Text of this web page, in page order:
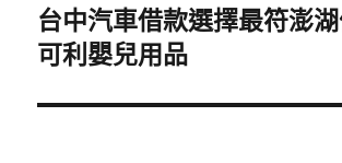
下
一
文
台中汽車借款選擇最符澎
可利嬰兒用品